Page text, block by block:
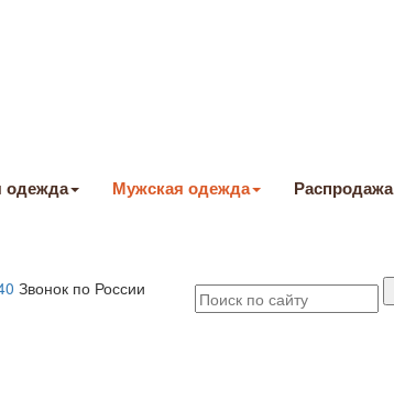
одежда Мужская одежда Распродажа
Звонок по России